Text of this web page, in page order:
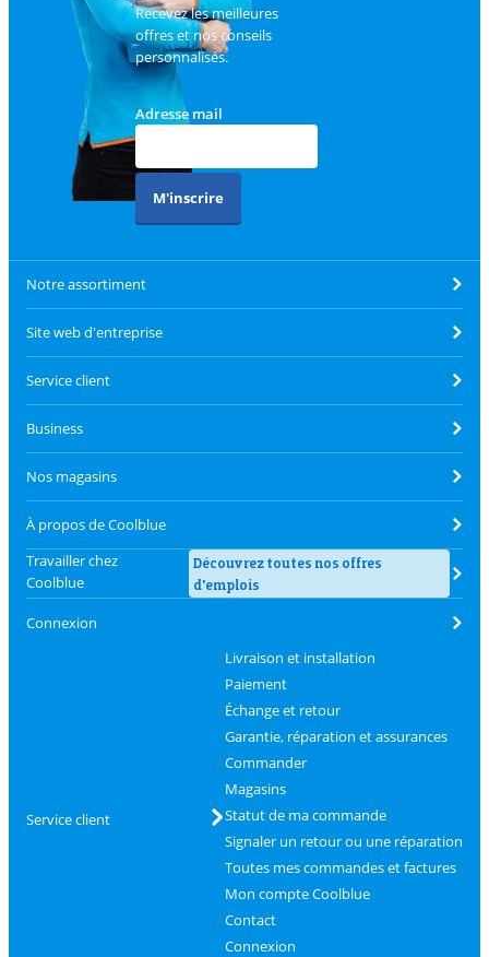
Recevez les meilleures
offres et nos conseils
personnalisés.
Adresse mail
M'inscrire
Notre assortiment
Site web d'entreprise
Service client
Business
Nos magasins
À propos de Coolblue
Travailler chez
Coolblue
Découvrez toutes nos offres
d'emplois
Connexion
Service client
Livraison et installation
Paiement
Échange et retour
Garantie, réparation et assurances
Commander
Magasins
Statut de ma commande
Signaler un retour ou une réparation
Toutes mes commandes et factures
Mon compte Coolblue
Contact
Connexion